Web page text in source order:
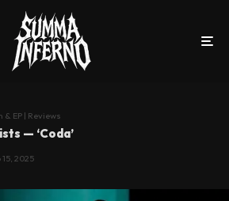
& EP | Reviews
— ‘Coda’
2025